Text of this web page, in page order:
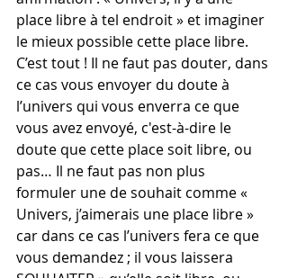
place libre à tel endroit » et imaginer
le mieux possible cette place libre.
C’est tout ! Il ne faut pas douter, dans
ce cas vous envoyer du doute à
l’univers qui vous enverra ce que
vous avez envoyé, c'est-à-dire le
doute que cette place soit libre, ou
pas… Il ne faut pas non plus
formuler une de souhait comme «
Univers, j’aimerais une place libre »
car dans ce cas l’univers fera ce que
vous demandez ; il vous laissera